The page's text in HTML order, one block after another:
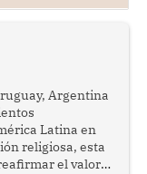
Argentina
Latina en
religiosa, esta
el valor